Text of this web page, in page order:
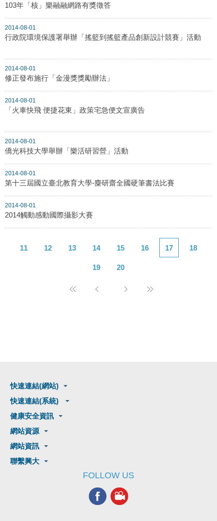
103年「核」樂融融網路有獎徵答
2014-08-01
行政院環境保護署舉辦「搖籃到搖籃產品創新設計競賽」活動
2014-08-01
修正發布施行「金漫獎獎勵辦法」
2014-08-01
「火車快飛 便捷花東」政策宅急便文宣廣告
2014-08-01
僑光科技大學舉辦「樂活研習營」活動
2014-08-01
第十三屆國立臺北教育大學-麋研齋全國硬筆書法比賽
2014-08-01
2014觸動感動國際攝影大賽
11 12 13 14 15 16 17 18
19 20
快速連結(網站)
快速連結(系統)
健康安全資訊
網站資源
網站資訊
聯繫興大
FOLLOW US